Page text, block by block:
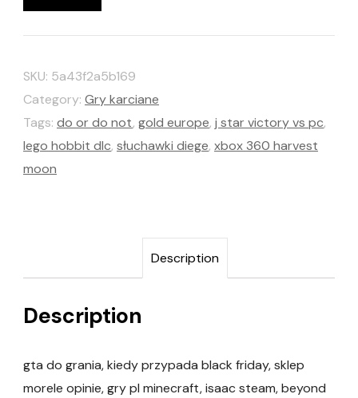
SKU: 5a43f2a5b169
Category: Gry karciane
Tags: do or do not, gold europe, j star victory vs pc,
lego hobbit dlc, słuchawki diege, xbox 360 harvest
moon
Description
Description
gta do grania, kiedy przypada black friday, sklep
morele opinie, gry pl minecraft, isaac steam, beyond